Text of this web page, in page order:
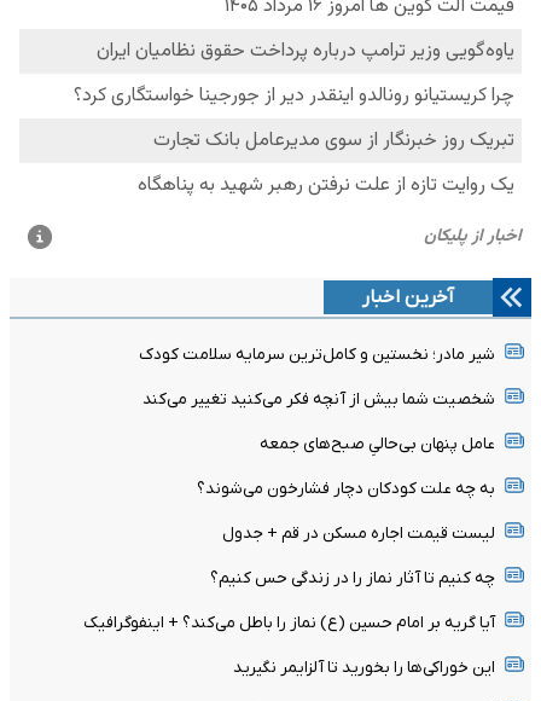
آخرین اخبار
شیر مادر؛ نخستین و کامل‌ترین سرمایه سلامت کودک
شخصیت شما بیش از آنچه فکر می‌کنید تغییر می‌کند
عامل پنهان بی‌حالیِ صبح‌های جمعه
به چه علت کودکان دچار فشارخون می‌شوند؟
لیست قیمت اجاره مسکن در قم + جدول
چه کنیم تا آثار نماز را در زندگی حس کنیم؟
آیا گریه بر امام حسین (ع) نماز را باطل می‌کند؟ + اینفوگرافیک
این خوراکی‌ها را بخورید تا آلزایمر نگیرید